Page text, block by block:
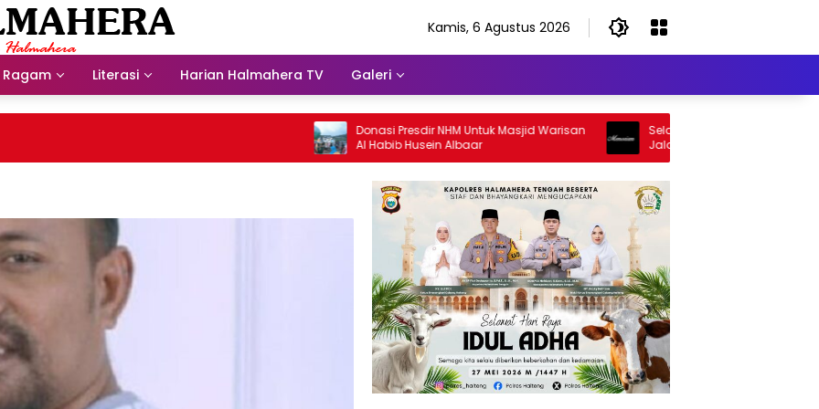
Kamis, 6 Agustus 2026
Ragam Literasi Harian Halmahera TV Galeri
Donasi Presdir NHM Untuk Masjid Warisan
Al Habib Husein Albaar
Selamat Jalan Sang Inspirator,
Jalan Abangku Yuslam Idris